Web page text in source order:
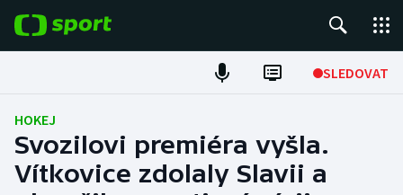
SLEDOVAT
Fotbal
Hokej
HOKEJ
Svozilovi premiéra vyšla.
Vítkovice zdolaly Slavii a